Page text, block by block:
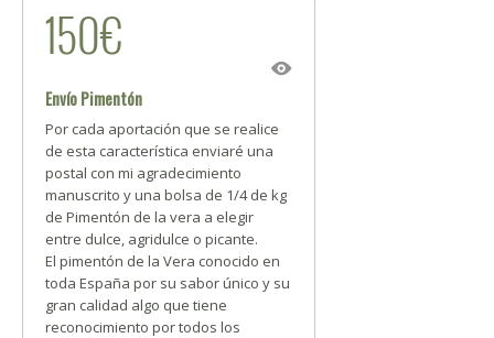
150€
Envío Pimentón
Por cada aportación que se realice
de esta característica enviaré una
postal con mi agradecimiento
manuscrito y una bolsa de 1/4 de kg
de Pimentón de la vera a elegir
entre dulce, agridulce o picante.
El pimentón de la Vera conocido en
toda España por su sabor único y su
gran calidad algo que tiene
reconocimiento por todos los